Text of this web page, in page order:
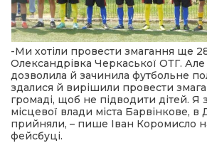
-Ми хотіли провести змагання ще
Олександрівка Черкаської ОТГ.
дозволила й зачинила футбольне
здалися й вирішили провести
громаді, щоб не підводити дітей. Я
місцевої влади міста Барвінкове,
прийняли, – пише Іван Коромисло
фейсбуці.